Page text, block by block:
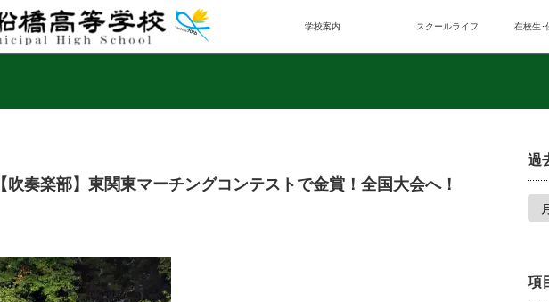
学校案内 スクールライフ 在校生･
【吹奏楽部】東関東マーチングコンテストで金賞！全国大会へ！
過
項